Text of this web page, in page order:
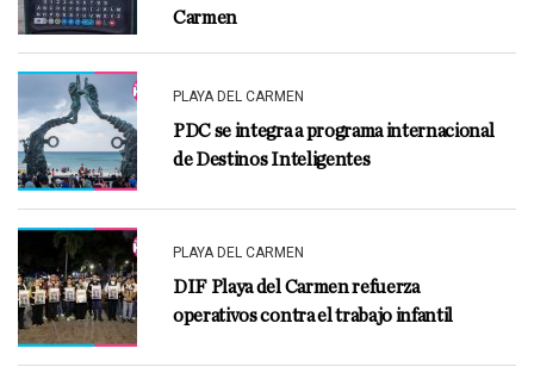
Carmen
PLAYA DEL CARMEN
PDC se integra a programa internacional
de Destinos Inteligentes
PLAYA DEL CARMEN
DIF Playa del Carmen refuerza
operativos contra el trabajo infantil